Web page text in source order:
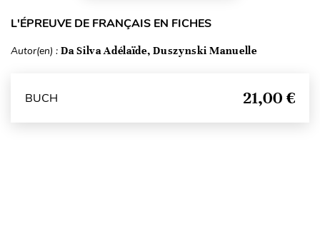
L'ÉPREUVE DE FRANÇAIS EN FICHES
Autor(en) : Da Silva Adélaïde, Duszynski Manuelle
BUCH 21,00 €